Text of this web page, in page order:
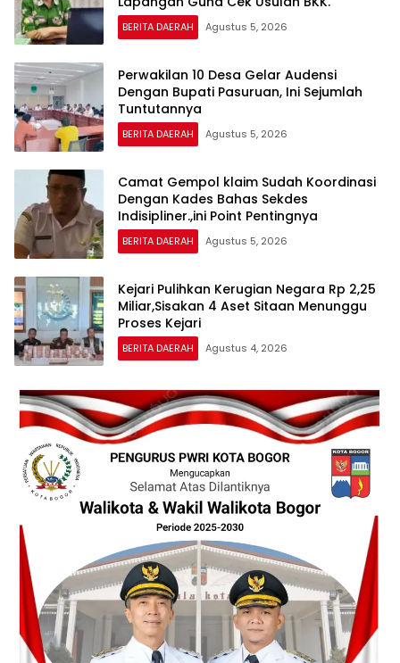
BERITA DAERAH Agustus 5, 2026
Perwakilan 10 Desa Gelar Audensi
Dengan Bupati Pasuruan, Ini Sejumlah
Tuntutannya
BERITA DAERAH Agustus 5, 2026
Camat Gempol klaim Sudah Koordinasi
Dengan Kades Bahas Sekdes
Indisipliner.,ini Point Pentingnya
BERITA DAERAH Agustus 5, 2026
Kejari Pulihkan Kerugian Negara Rp 2,25
Miliar,Sisakan 4 Aset Sitaan Menunggu
Proses Kejari
BERITA DAERAH Agustus 4, 2026